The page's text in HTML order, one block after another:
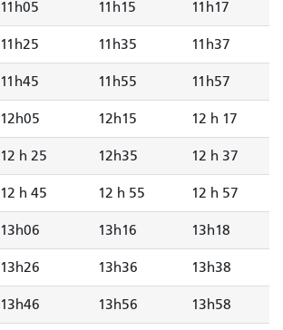
11h05 11h15 11h17
11h25 11h35 11h37
11h45 11h55 11h57
12h05 12h15 12 h 17
12 h 25 12h35 12 h 37
12 h 45 12 h 55 12 h 57
13h06 13h16 13h18
13h26 13h36 13h38
13h46 13h56 13h58